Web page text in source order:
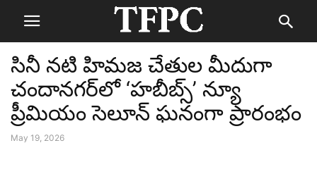
సినీ నటి హిమజ చేతుల మీదుగా
చందానగర్‌లో ‘హబీబ్స్’ న్యూ
ప్రీమియం సెలూన్ ఘనంగా ప్రారంభం
May 19, 2026